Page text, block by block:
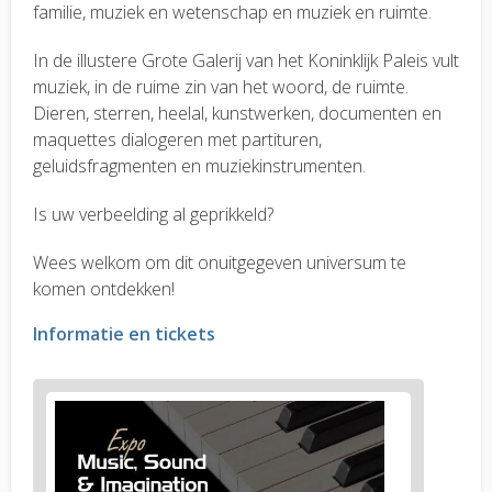
familie, muziek en wetenschap en muziek en ruimte.
In de illustere Grote Galerij van het Koninklijk Paleis vult
muziek, in de ruime zin van het woord, de ruimte.
Dieren, sterren, heelal, kunstwerken, documenten en
maquettes dialogeren met partituren,
geluidsfragmenten en muziekinstrumenten.
Is uw verbeelding al geprikkeld?
Wees welkom om dit onuitgegeven universum te
komen ontdekken!
Informatie en tickets
image